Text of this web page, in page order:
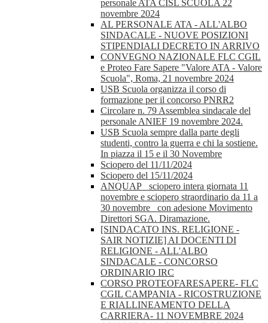
personale ATA CISL SCUOLA 22
novembre 2024
AL PERSONALE ATA - ALL'ALBO
SINDACALE - NUOVE POSIZIONI
STIPENDIALI DECRETO IN ARRIVO
CONVEGNO NAZIONALE FLC CGIL
e Proteo Fare Sapere "Valore ATA - Valore
Scuola", Roma, 21 novembre 2024
USB Scuola organizza il corso di
formazione per il concorso PNRR2
Circolare n. 79 Assemblea sindacale del
personale ANIEF 19 novembre 2024.
USB Scuola sempre dalla parte degli
studenti, contro la guerra e chi la sostiene.
In piazza il 15 e il 30 Novembre
Sciopero del 11/11/2024
Sciopero del 15/11/2024
ANQUAP_ sciopero intera giornata 11
novembre e sciopero straordinario da 11 a
30 novembre_ con adesione Movimento
Direttori SGA. Diramazione.
[SINDACATO INS. RELIGIONE -
SAIR NOTIZIE] AI DOCENTI DI
RELIGIONE - ALL'ALBO
SINDACALE - CONCORSO
ORDINARIO IRC
CORSO PROTEOFARESAPERE- FLC
CGIL CAMPANIA - RICOSTRUZIONE
E RIALLINEAMENTO DELLA
CARRIERA- 11 NOVEMBRE 2024